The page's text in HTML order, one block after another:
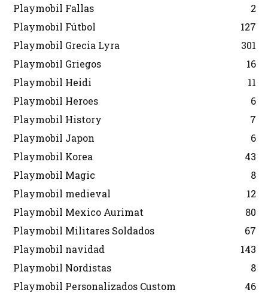
Playmobil Fallas
2
Playmobil Fútbol
127
Playmobil Grecia Lyra
301
Playmobil Griegos
16
Playmobil Heidi
11
Playmobil Heroes
6
Playmobil History
7
Playmobil Japon
6
Playmobil Korea
43
Playmobil Magic
8
Playmobil medieval
12
Playmobil Mexico Aurimat
80
Playmobil Militares Soldados
67
Playmobil navidad
143
Playmobil Nordistas
8
Playmobil Personalizados Custom
46